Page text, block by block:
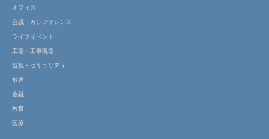
オフィス
会議・カンファレンス
ライブイベント
工場・工事現場
監視・セキュリティ
放送
金融
教育
医療